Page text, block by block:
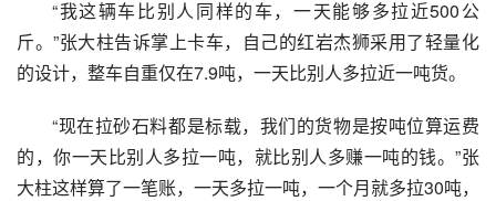
“我这辆车比别人同样的车，一天能够多拉近500公
斤。”张大柱告诉掌上卡车，自己的红岩杰狮采用了轻量化
的设计，整车自重仅在7.9吨，一天比别人多拉近一吨货。
“现在拉砂石料都是标载，我们的货物是按吨位算运费
的，你一天比别人多拉一吨，就比别人多赚一吨的钱。”张
大柱这样算了一笔账，一天多拉一吨，一个月就多拉30吨，